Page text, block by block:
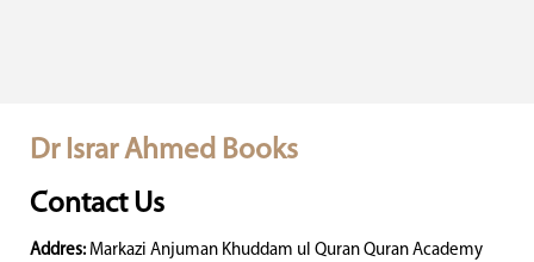
Dr Israr Ahmed Books
Contact Us
Addres: Markazi Anjuman Khuddam ul Quran Quran Academy